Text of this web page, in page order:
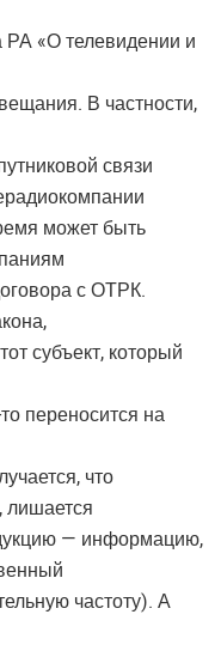
РА «О телевидении и
В частности,
связи
может быть
с ОТРК.
субъект, который
переносится на
что
лишается
— информацию,
частоту). А